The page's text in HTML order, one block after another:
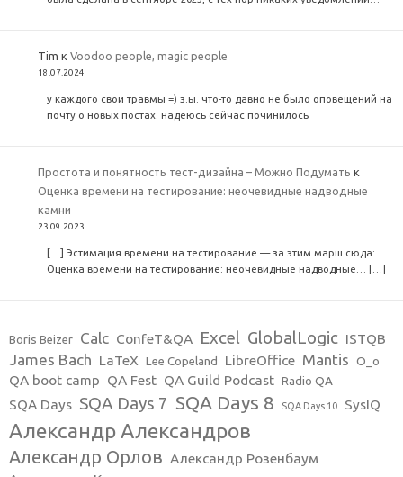
Tim кVoodoo people, magic people
18.07.2024
у каждого свои травмы =) з.ы. что-то давно не было оповещений на
почту о новых постах. надеюсь сейчас починилось
Простота и понятность тест-дизайна – Можно Подумать к
Оценка времени на тестирование: неочевидные надводные
камни
23.09.2023
[…] Эстимация времени на тестирование — за этим марш сюда:
Оценка времени на тестирование: неочевидные надводные… […]
Boris Beizer Calc ConfeT&QA Excel GlobalLogic ISTQB
James Bach LaTeX Lee Copeland LibreOffice Mantis O_o
QA boot camp QA Fest QA Guild Podcast Radio QA
SQA Days SQA Days 7 SQA Days 8 SQA Days 10 SysIQ
Александр Александров
Александр Орлов Александр Розенбаум